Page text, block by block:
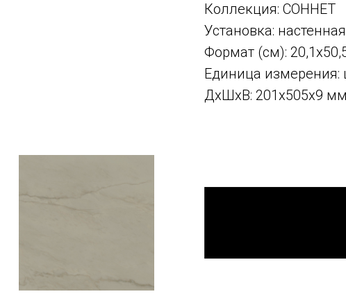
Коллекция: СОННЕТ
Установка: настенная
Формат (см):
Единица измерения:
ДxШxВ: 201x505x9